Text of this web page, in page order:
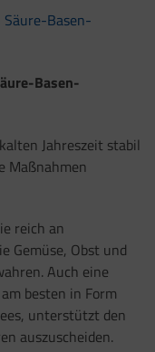
Säure-Basen-
Basen-
Jahreszeit stabil
Maßnahmen
reich an
Gemüse, Obst und
Auch eine
besten in Form
unterstützt den
auszuscheiden.